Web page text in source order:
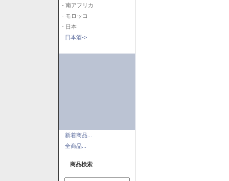
- 南アフリカ
- モロッコ
- 日本
日本酒->
新着商品...
全商品...
商品検索